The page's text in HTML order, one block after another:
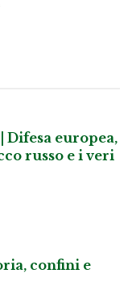
Difesa europea,
russo e i veri
confini e